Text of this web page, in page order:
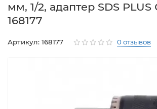
мм, 1/2, адаптер SDS
168177
Артикул: 168177 0 отзывов